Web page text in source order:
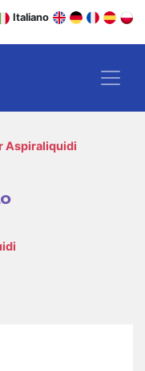
Italiano
Aspiraliquidi